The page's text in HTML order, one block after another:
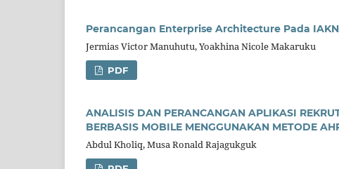
Perancangan Enterprise Architecture Pada
Jermias Victor Manuhutu, Yoakhina Nicole Makaruku
PDF
ANALISIS DAN PERANCANGAN APLIKASI
BERBASIS MOBILE MENGGUNAKAN METODE
Abdul Kholiq, Musa Ronald Rajagukguk